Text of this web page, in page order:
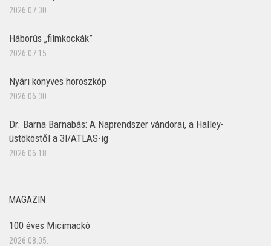
2026.07.30.
Háborús „filmkockák”
2026.07.15.
Nyári könyves horoszkóp
2026.06.30.
Dr. Barna Barnabás: A Naprendszer vándorai, a Halley-
üstököstől a 3I/ATLAS-ig
2026.06.18.
MAGAZIN
100 éves Micimackó
2026.08.05.